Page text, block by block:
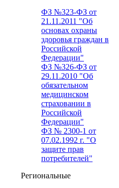
ФЗ №323-ФЗ от
21.11.2011 "Об
основах охраны
здоровья граждан в
Российской
Федерации"
ФЗ №326-ФЗ от
29.11.2010 "Об
обязательном
медицинском
страховании в
Российской
Федерации"
ФЗ № 2300-1 от
07.02.1992 г. "О
защите прав
потребителей"
Региональные